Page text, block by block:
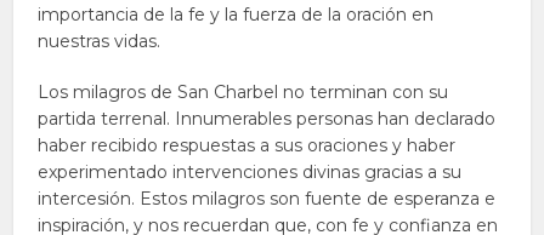
importancia de la fe y la fuerza de la oración en
nuestras vidas.
Los milagros de San Charbel no terminan con su
partida terrenal. Innumerables personas han declarado
haber recibido respuestas a sus oraciones y haber
experimentado intervenciones divinas gracias a su
intercesión. Estos milagros son fuente de esperanza e
inspiración, y nos recuerdan que, con fe y confianza en